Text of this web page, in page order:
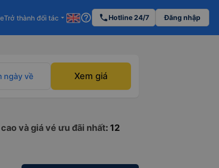
Trở thành đối tác arrow_drop_down help_outline phoneHotline 24/7 Đăng nhập
ngày về Xem giá
và giá vé ưu đãi nhất: 12